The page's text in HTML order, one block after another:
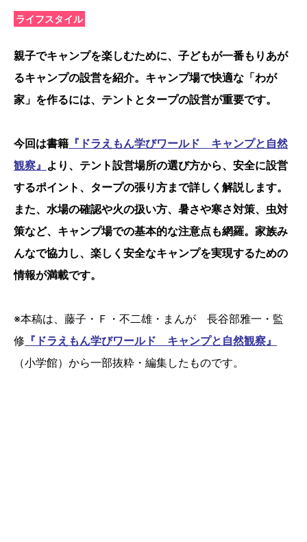
ライフスタイル
親子でキャンプを楽しむために、子どもが一番もりあが
るキャンプの設営を紹介。キャンプ場で快適な「わが
家」を作るには、テントとタープの設営が重要です。
今回は書籍 『ドラえもん学びワールド キャンプと自然
観察』 より、テント設営場所の選び方から、安全に設営
するポイント、タープの張り方まで詳しく解説します。
また、水場の確認や火の扱い方、暑さや寒さ対策、虫対
策など、キャンプ場での基本的な注意点も網羅。家族み
んなで協力し、楽しく安全なキャンプを実現するための
情報が満載です。
※本稿は、藤子・Ｆ・不二雄・まんが 長谷部雅一・監
修 『ドラえもん学びワールド キャンプと自然観察』
（小学館）から一部抜粋・編集したものです。